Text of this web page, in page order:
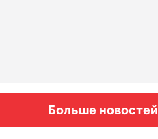
Больше новостей